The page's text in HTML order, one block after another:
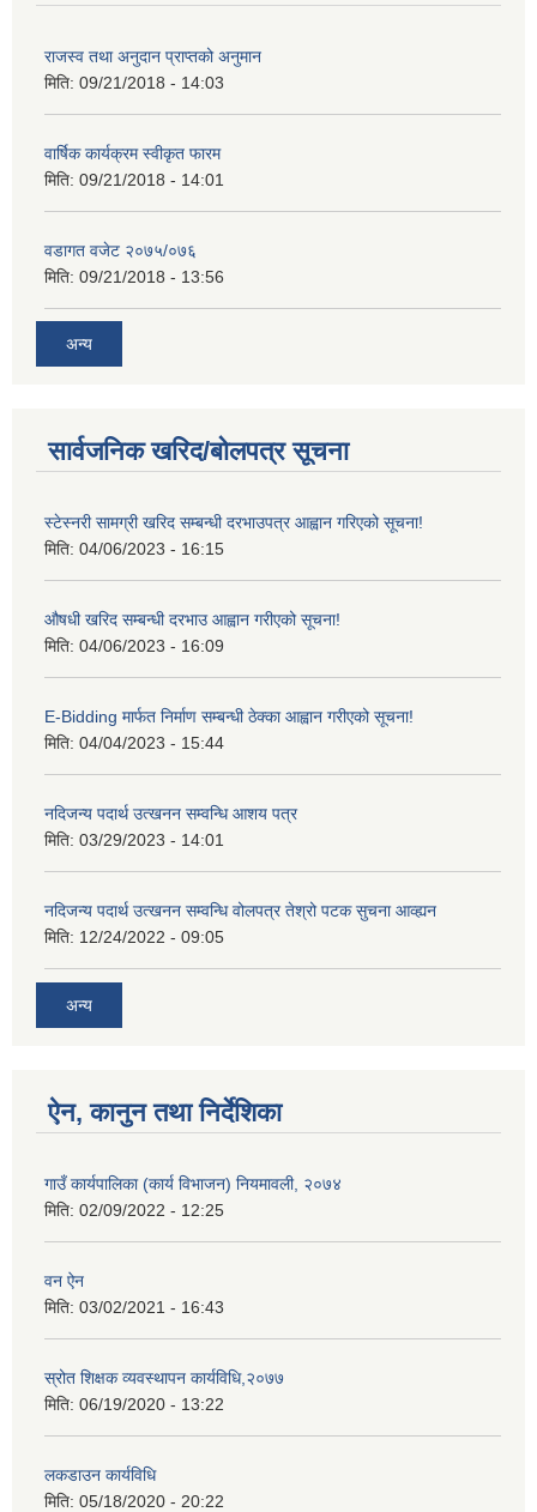
राजस्व तथा अनुदान प्राप्तको अनुमान
मिति: 09/21/2018 - 14:03
वार्षिक कार्यक्रम स्वीकृत फारम
मिति: 09/21/2018 - 14:01
वडागत वजेट २०७५/०७६
मिति: 09/21/2018 - 13:56
अन्य
सार्वजनिक खरिद/बोलपत्र सूचना
स्टेस्नरी सामग्री खरिद सम्बन्धी दरभाउपत्र आह्वान गरिएको सूचना!
मिति: 04/06/2023 - 16:15
औषधी खरिद सम्बन्धी दरभाउ आह्वान गरीएको सूचना!
मिति: 04/06/2023 - 16:09
E-Bidding मार्फत निर्माण सम्बन्धी ठेक्का आह्वान गरीएको सूचना!
मिति: 04/04/2023 - 15:44
नदिजन्य पदार्थ उत्खनन सम्वन्धि आशय पत्र
मिति: 03/29/2023 - 14:01
नदिजन्य पदार्थ उत्खनन सम्वन्धि वोलपत्र तेश्रो पटक सुचना आव्ह्यन
मिति: 12/24/2022 - 09:05
अन्य
ऐन, कानुन तथा निर्देशिका
गाउँ कार्यपालिका (कार्य विभाजन) नियमावली, २०७४
मिति: 02/09/2022 - 12:25
वन ऐन
मिति: 03/02/2021 - 16:43
स्रोत शिक्षक व्यवस्थापन कार्यविधि,२०७७
मिति: 06/19/2020 - 13:22
लकडाउन कार्यविधि
मिति: 05/18/2020 - 20:22